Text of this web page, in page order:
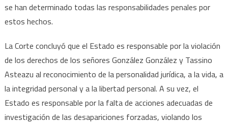
se han determinado todas las responsabilidades penales por
estos hechos.
La Corte concluyó que el Estado es responsable por la violación
de los derechos de los señores González González y Tassino
Asteazu al reconocimiento de la personalidad jurídica, a la vida, a
la integridad personal y a la libertad personal. A su vez, el
Estado es responsable por la falta de acciones adecuadas de
investigación de las desapariciones forzadas, violando los